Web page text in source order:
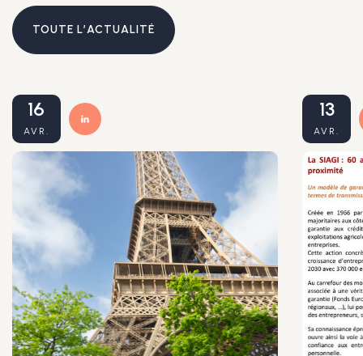
TOUTE L’ACTUALITÉ
16
AVR.
13
AVR.